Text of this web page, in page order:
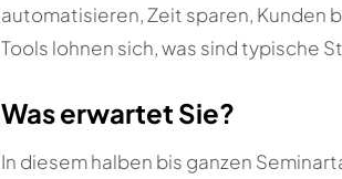
automatisieren, Zeit sparen, Kunden
Tools lohnen sich, was sind typische
Was erwartet Sie?
In diesem halben bis ganzen